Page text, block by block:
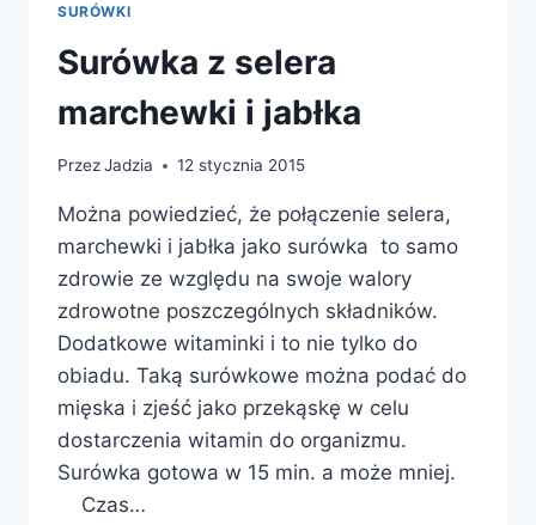
SURÓWKI
Surówka z selera
marchewki i jabłka
PrzezJadzia 12 stycznia 2015
Można powiedzieć, że połączenie selera,
marchewki i jabłka jako surówka to samo
zdrowie ze względu na swoje walory
zdrowotne poszczególnych składników.
Dodatkowe witaminki i to nie tylko do
obiadu. Taką surówkowe można podać do
mięska i zjeść jako przekąskę w celu
dostarczenia witamin do organizmu.
Surówka gotowa w 15 min. a może mniej.
Czas…